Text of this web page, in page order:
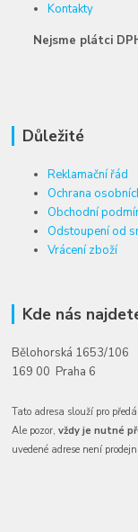
Kontakty
Nejsme plátci
Důležité
Reklamační řád
Ochrana
Obchodní
Odstoupení od
Vrácení zboží
Kde nás
Bělohorská 1653/106
169 00 Praha 6
Tato adresa slouží pro
Ale pozor,vždy je nutné
uvedené adrese není